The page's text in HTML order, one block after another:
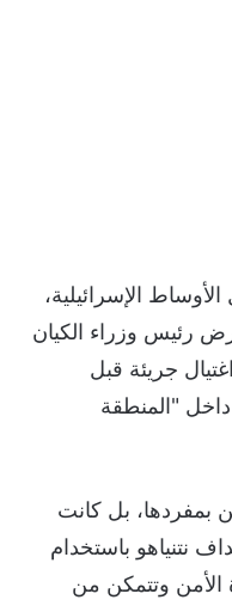
الإسرائيلية،
رئيس وزراء الكيان
جريئة قبل
"المنطقة
بمفردها، بل كانت
نتنياهو باستخدام
الأمن وتتمكن من